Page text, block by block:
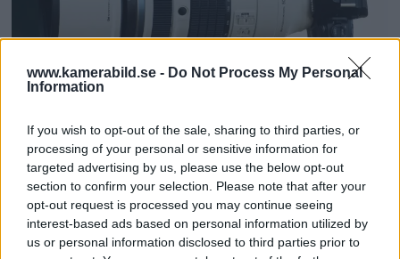
www.kamerabild.se - Do Not Process My Personal
Information
If you wish to opt-out of the sale, sharing to third parties, or
processing of your personal or sensitive information for
targeted advertising by us, please use the below opt-out
section to confirm your selection. Please note that after your
opt-out request is processed you may continue seeing
interest-based ads based on personal information utilized by
us or personal information disclosed to third parties prior to
OM System lanserar
gratislån av kameror &
objektiv i Sverige
OM System lanserar nu "Test & Wow"-